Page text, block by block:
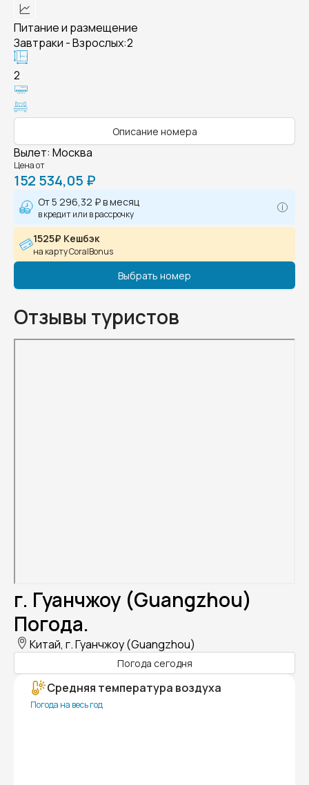
Питание и размещение
Завтраки - Взрослых:2
2
Описание номера
Вылет: Москва
Цена от
152 534,05 ₽
От5 296,32 ₽в месяц
в кредит или в рассрочку
1525₽ Кешбэк
на карту CoralBonus
Выбрать номер
Отзывы туристов
г. Гуанчжоу (Guangzhou)
Погода.
Китай, г. Гуанчжоу (Guangzhou)
Погода сегодня
Средняя температура воздуха
Погода на весь год